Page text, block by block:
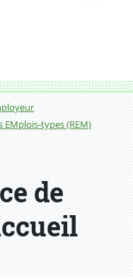
EMplois-types (REM)
de l'enfance
de